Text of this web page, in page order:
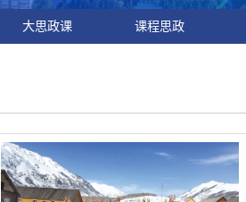
大思政课 课程思政